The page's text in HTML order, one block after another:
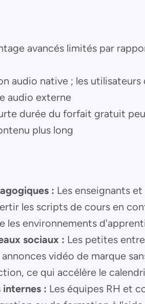
avancés limités par
audio native ; les
audio externe
durée du forfait gratuit
plus long
: Les enseignants
les scripts de cours en
les environnements
sociaux : Les petites
vidéo de marque
ce qui accélère le
: Les équipes RH et